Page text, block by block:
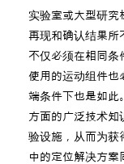
实验室或大型研究
再现和确认结果所
不仅必须在相同条
使用的运动组件也
端条件下也是如此
方面的广泛技术知
验设施，从而为获
中的定位解决方